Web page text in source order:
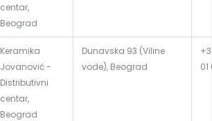
centar,
Beograd
Keramika
Jovanović -
Distributivni
centar,
Beograd
Dunavska 93 (Viline
vode), Beograd
01